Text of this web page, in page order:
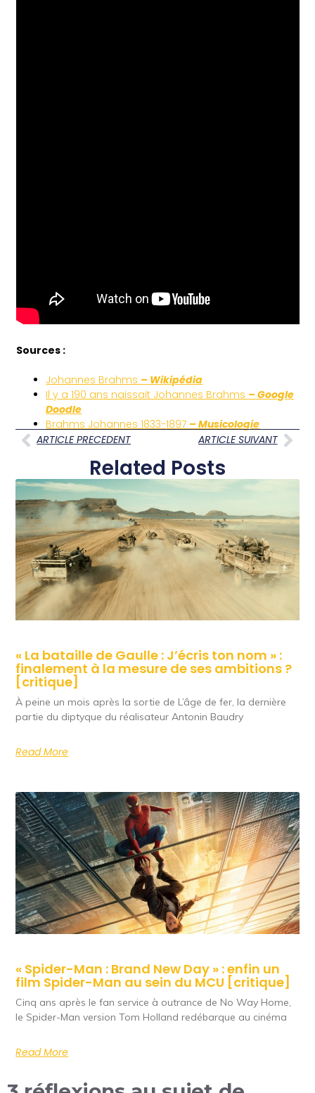
Sources :
Johannes Brahms – Wikipédia
Il y a 190 ans naissait Johannes Brahms – Google
Doodle
Brahms Johannes 1833-1897 – Musicologie
ARTICLE PRECEDENT
ARTICLE SUIVANT
Related Posts
« La bataille de Gaulle : J’écris ton nom » :
finalement à la mesure de ses ambitions ?
[critique]
À peine un mois après la sortie de L’âge de fer, la dernière
partie du diptyque du réalisateur Antonin Baudry
Read More
« Spider-Man : Brand New Day » : enfin un
film Spider-Man au sein du MCU [critique]
Cinq ans après le fan service à outrance de No Way Home,
le Spider-Man version Tom Holland redébarque au cinéma
Read More